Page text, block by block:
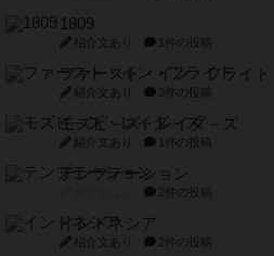
1809
紹介文あり 1件の投稿
ファースト・イン・フライト
紹介文あり 3件の投稿
モズビ－ズ・レイダ－ズ
紹介文あり 1件の投稿
テンプテーション
2件の投稿
インドネシア
紹介文あり 2件の投稿